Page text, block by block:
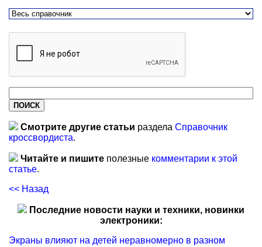
Смотрите другие статьи раздела Справочник
кроссвордиста.
Читайте и пишите полезные комментарии к этой
статье.
<< Назад
Последние новости науки и техники, новинки
электроники:
Экраны влияют на детей неравномерно в разном